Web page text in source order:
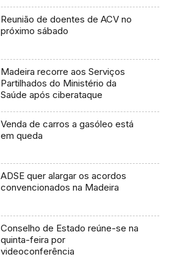
Reunião de doentes de ACV no
próximo sábado
Madeira recorre aos Serviços
Partilhados do Ministério da
Saúde após ciberataque
Venda de carros a gasóleo está
em queda
ADSE quer alargar os acordos
convencionados na Madeira
Conselho de Estado reúne-se na
quinta-feira por
videoconferência